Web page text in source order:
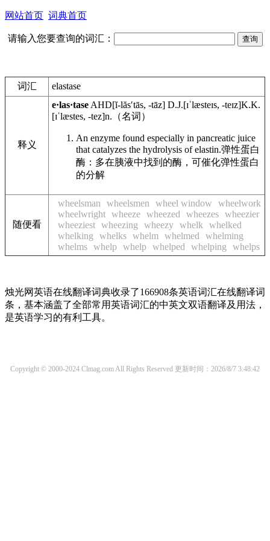
网站首页 词典首页
请输入您要查询的词汇：
词汇 elastase
释义
e·las·tase AHD[ĭ-lăsʹtās, -tāz] D.J.[ɪˈlæsteɪs, -teɪz]K.K.
[ɪˈlæstes, -tez]n. （名词）
An enzyme found especially in pancreatic juice
that catalyzes the hydrolysis of elastin.弹性蛋白
酶：多在胰液中找到的酶，可催化弹性蛋白
的分解
随便看
wheelsman wheelsmen wheel window
wheelwork
wheelwright wheeze wheezed wheezes wheezier
wheeziest wheezing wheezy whelk
whelked
whelking
whelks whelm whelmed
whelming
whelms whelp whelp whelped whelping whelps
烛光网英语在线翻译词典收录了166908条英语词汇在线翻译词
条，基本涵盖了全部常用英语词汇的中英文双语翻译及用法，
是英语学习的有利工具。
Copyright © 2000-2024 Clmag.com All Rights Reserved 更新时间：2026/8/7 3:48:42